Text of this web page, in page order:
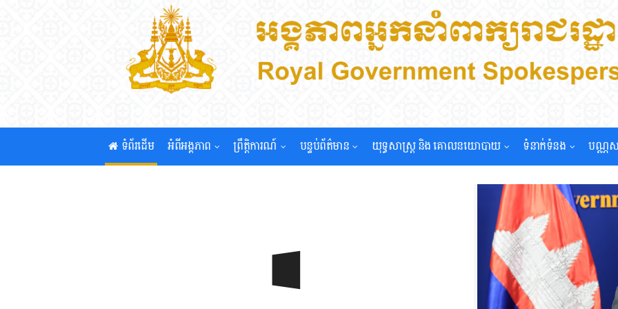
ទំព័រដើម អំពីអង្គភាព ព្រឹត្តិការណ៍ បន្ទប់ព័ត៌មាន យុទ្ធសាស្រ្ត និង គោលនយោបាយ ទំនាក់ទំនង បណ្ណស